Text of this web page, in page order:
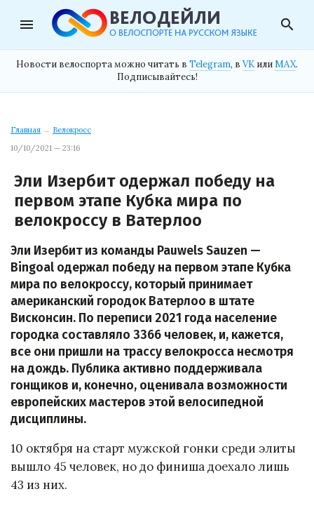
menu search
Новости велоспорта можно читать в Telegram, в VK илиMAX.
Подписывайтесь!
Главная → Велокросс
10/10/2021 — 23:16
Эли Изербит одержал победу на
первом этапе Кубка мира по
велокроссу в Ватерлоо
Эли Изербит из команды Pauwels Sauzen —
Bingoal одержал победу на первом этапе Кубка
мира по велокроссу, который принимает
американский городок Ватерлоо в штате
Висконсин. По переписи 2021 года население
городка составляло 3366 человек, и, кажется,
все они пришли на трассу велокросса несмотря
на дождь. Публика активно поддерживала
гонщиков и, конечно, оценивала возможности
европейских мастеров этой велосипедной
дисциплины.
10 октября на старт мужской гонки среди элиты
вышло 45 человек, но до финиша доехало лишь
43 из них.